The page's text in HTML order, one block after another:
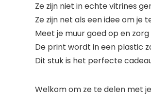
Ze zijn niet in echte vitrines
Ze zijn net als een idee om je
Meet je muur goed op en
De print wordt in een plastic
Dit stuk is het perfecte
Welkom om ze te delen met